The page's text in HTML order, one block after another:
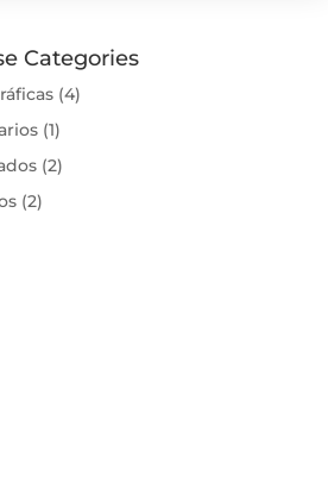
Categories
(4)
(1)
(2)
(2)